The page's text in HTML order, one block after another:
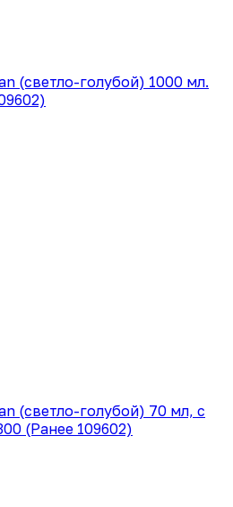
(светло-голубой) 1000 мл.
(светло-голубой) 70 мл, с
(Ранее 109602)